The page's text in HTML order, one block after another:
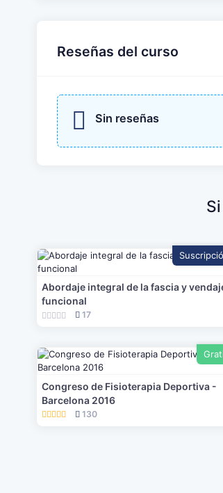
Reseñas del curso
Sin reseñas
Abordaje integral de la fascia y
funcional
17
Congreso de Fisioterapia Deportiva -
Barcelona 2016
130